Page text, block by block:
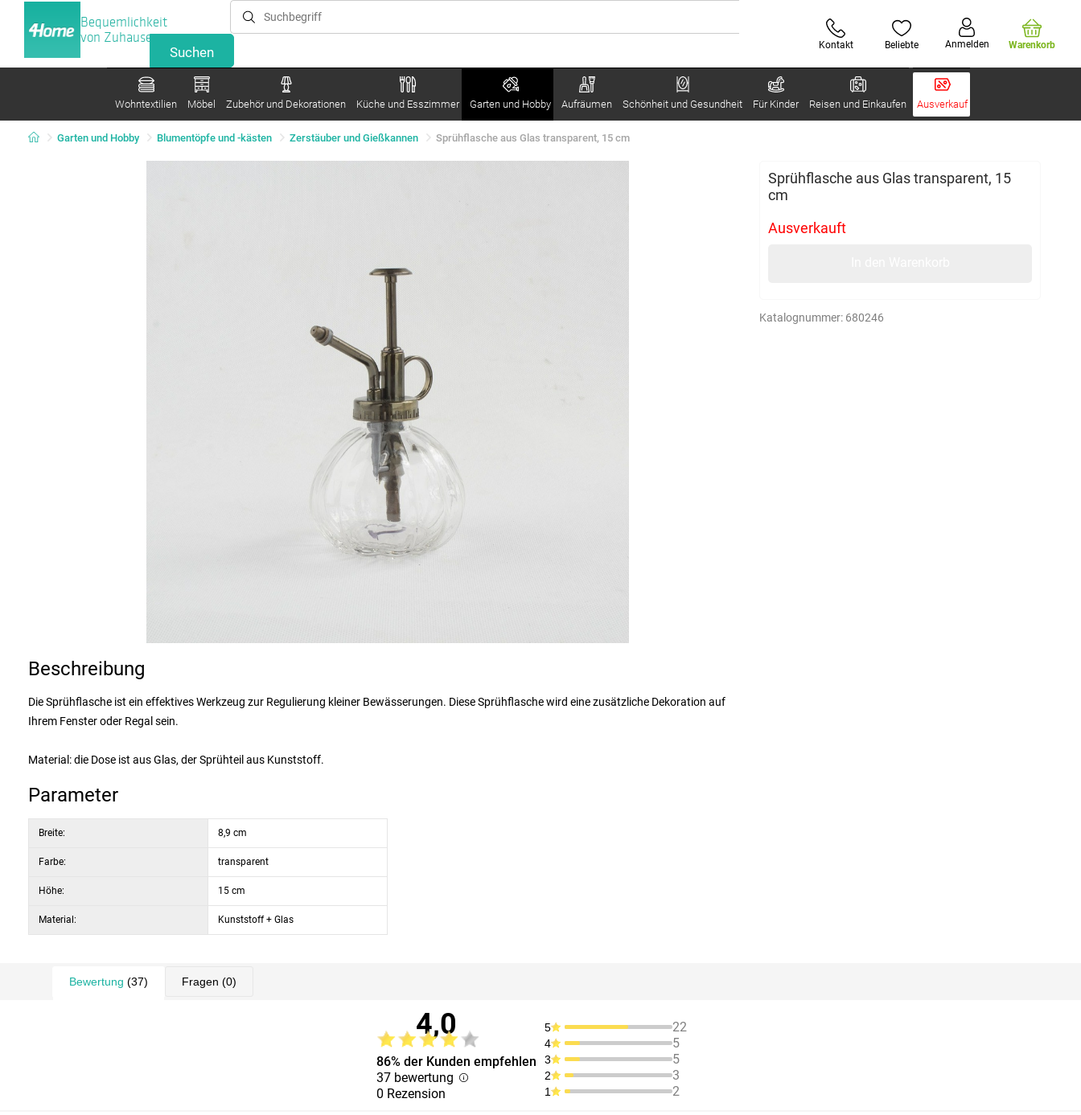
Bequemlichkeit
von Zuhause
Kontakt Beliebte Anmelden Warenkorb
Wohntextilien Möbel Zubehör und Dekorationen Küche und Esszimmer Garten und Hobby Aufräumen Schönheit und Gesundheit Für Kinder Reisen und Einkaufen Ausverkauf
Garten und Hobby Blumentöpfe und -kästen Zerstäuber und Gießkannen Sprühflasche aus Glas transparent, 15 cm
Sprühflasche aus Glas transparent, 15
cm
Ausverkauft
Katalognummer: 680246
Beschreibung
Die Sprühflasche ist ein effektives Werkzeug zur Regulierung kleiner Bewässerungen. Diese Sprühflasche wird eine zusätzliche Dekoration auf
Ihrem Fenster oder Regal sein.
Material: die Dose ist aus Glas, der Sprühteil aus Kunststoff.
Parameter
Breite: 8,9 cm
Farbe: transparent
Höhe: 15 cm
Material: Kunststoff + Glas
Bewertung (37) Fragen (0)
4,0
86% der Kunden empfehlen
37 bewertung
0 Rezension
5 22
4 5
3 5
2 3
1 2